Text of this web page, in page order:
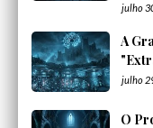
julho
A
julho
O